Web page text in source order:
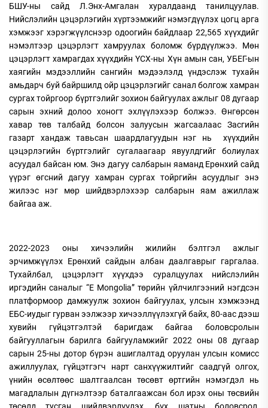
БШУ-ны сайд Л.Энх-Амгалан хуралдаанд танилцуулав.
Нийслэлийн цэцэрлэгийн хүртээмжийг нэмэгдүүлэх цогц арга
хэмжээг хэрэгжүүлснээр одоогийн байдлаар 22,565 хүүхдийг
нэмэлтээр цэцэрлэгт хамруулах боломж бүрдүүлжээ. Мөн
цэцэрлэгт хамрагдах хүүхдийн ҮСХ-ны Хүн амын сан, УБЕГ-ын
хаягийн мэдээллийн сангийн мэдээлэлд үндэслэж тухайн
амьдарч буй байршилд ойр цэцэрлэгийг санал болгож хамран
сургах тойргоор бүртгэлийг зохион байгуулах ажлыг 08 дугаар
сарын эхний долоо хоногт эхлүүлэхээр болжээ. Өнгөрсөн
хавар төв талбайд болсон залуусын жагсаалаас Засгийн
газарт хандаж тавьсан шаардлагуудын нэг нь хүүхдийн
цэцэрлэгийн бүртгэлийг сугалаагаар явуулдгийг болиулах
асуудал байсан юм. Энэ дагуу салбарын яаманд Ерөнхий сайд
үүрэг өгсний дагуу хамран сургах тойргийн асуудлыг энэ
жилээс нэг мөр шийдвэрлэхээр салбарын яам ажиллаж
байгаа аж.
2022-2023 оны хичээлийн жилийн бэлтгэл ажлыг
эрчимжүүлэх Ерөнхий сайдын албан даалгаврыг гаргалаа.
Тухайлбал, цэцэрлэгт хүүхдээ суралцуулах нийслэлийн
иргэдийн саналыг “Е Mongolia” төрийн үйлчилгээний нэгдсэн
платформоор дамжуулж зохион байгуулах, улсын хэмжээнд
ЕБС-иудыг гурван ээлжээр хичээллүүлэхгүй байх, 80-аас дээш
хувийн гүйцэтгэлтэй баригдаж байгаа боловсролын
байгууллагын барилга байгууламжийг 2022 оны 08 дугаар
сарын 25-ны дотор бүрэн ашиглалтад оруулан улсын комисс
ажиллуулах, гүйцэтгэгч нарт санхүүжилтийг саадгүй олгох,
үнийн өсөлтөөс шалтгаалсан төсөвт өртгийн нэмэгдэл нь
магадлалын дүгнэлтээр баталгаажсан бол ирэх оны төсвийн